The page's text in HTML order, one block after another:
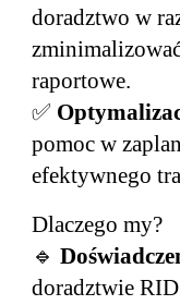
doradztwo w
raportowe.
✅
pomoc w
efektywnego
Dlaczego my?
🔹
doradztwie